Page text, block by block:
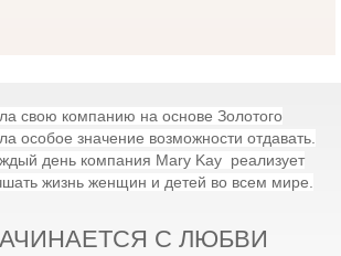
свою компанию на основе Золотого
особое значение возможности отдавать.
день компания Mary Kay реализует
жизнь женщин и детей во всем мире.
С ЛЮБВИ